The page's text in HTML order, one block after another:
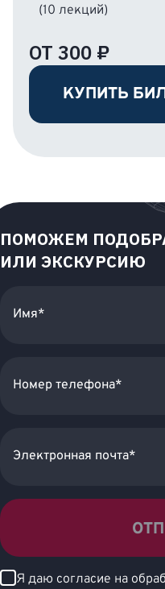
(10 лекций)
ОТ 300 ₽
КУПИТЬ
ПОМОЖЕМ
ИЛИ ЭКСКУРСИЮ
Имя*
Номер телефона*
Электронная почта*
Я даю согласие на